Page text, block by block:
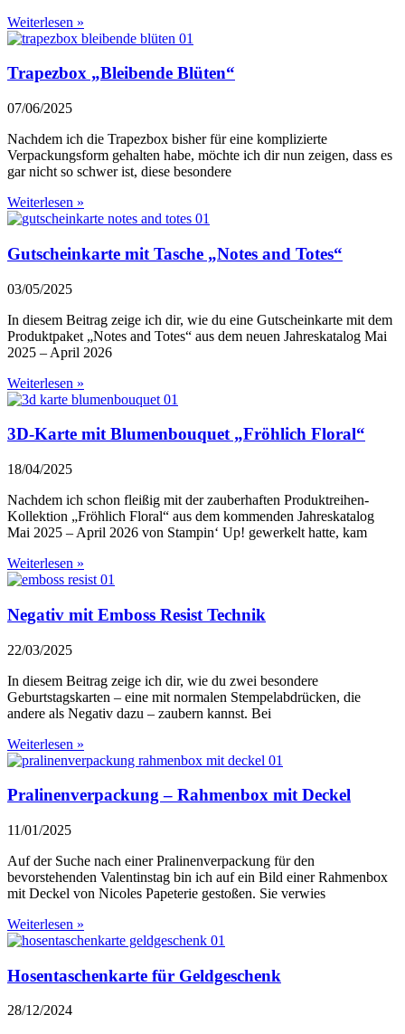
Weiterlesen »
Trapezbox „Bleibende Blüten“
07/06/2025
Nachdem ich die Trapezbox bisher für eine komplizierte
Verpackungsform gehalten habe, möchte ich dir nun zeigen, dass es
gar nicht so schwer ist, diese besondere
Weiterlesen »
Gutscheinkarte mit Tasche „Notes and Totes“
03/05/2025
In diesem Beitrag zeige ich dir, wie du eine Gutscheinkarte mit dem
Produktpaket „Notes and Totes“ aus dem neuen Jahreskatalog Mai
2025 – April 2026
Weiterlesen »
3D-Karte mit Blumenbouquet „Fröhlich Floral“
18/04/2025
Nachdem ich schon fleißig mit der zauberhaften Produktreihen-
Kollektion „Fröhlich Floral“ aus dem kommenden Jahreskatalog
Mai 2025 – April 2026 von Stampin‘ Up! gewerkelt hatte, kam
Weiterlesen »
Negativ mit Emboss Resist Technik
22/03/2025
In diesem Beitrag zeige ich dir, wie du zwei besondere
Geburtstagskarten – eine mit normalen Stempelabdrücken, die
andere als Negativ dazu – zaubern kannst. Bei
Weiterlesen »
Pralinenverpackung – Rahmenbox mit Deckel
11/01/2025
Auf der Suche nach einer Pralinenverpackung für den
bevorstehenden Valentinstag bin ich auf ein Bild einer Rahmenbox
mit Deckel von Nicoles Papeterie gestoßen. Sie verwies
Weiterlesen »
Hosentaschenkarte für Geldgeschenk
28/12/2024